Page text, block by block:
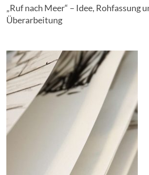
„Ruf nach Meer“ – Idee, Rohfassung
Überarbeitung